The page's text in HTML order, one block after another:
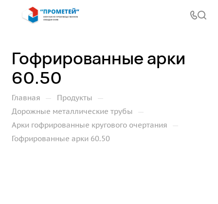
Гофрированные арки
60.50
Главная — Продукты —
Дорожные металлические трубы —
Арки гофрированные кругового очертания —
Гофрированные арки 60.50